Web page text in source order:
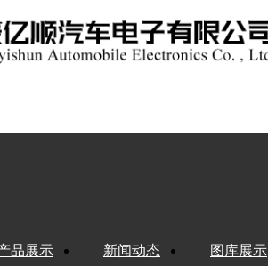
品展示 新闻动态 图库展示